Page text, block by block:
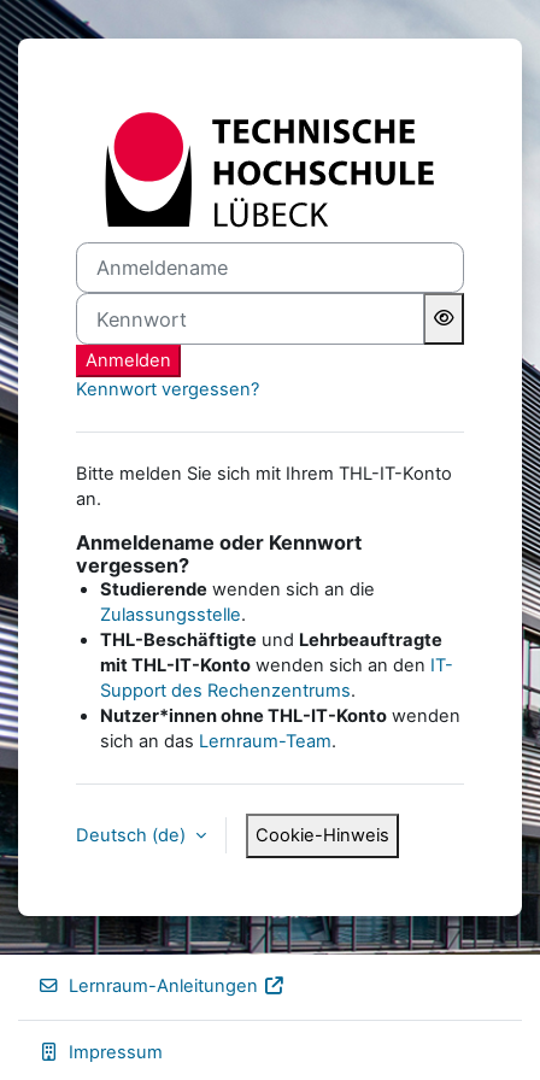
Zum Hauptinhalt
Anmelden bei 'Lernraum
Anmeldename
Kennwort
Anmelden
Kennwort vergessen?
Bitte melden Sie sich mit Ihrem THL-IT-Konto
an.
Anmeldename oder Kennwort
vergessen?
Studierende wenden sich an die
Zulassungsstelle.
THL-Beschäftigte und Lehrbeauftragte
mit THL-IT-Konto wenden sich an den IT-
Support des Rechenzentrums.
Nutzer*innen ohne THL-IT-Konto wenden
sich an das Lernraum-Team.
Deutsch ‎(de)‎ Cookie-Hinweis
Lernraum-Anleitungen
Impressum